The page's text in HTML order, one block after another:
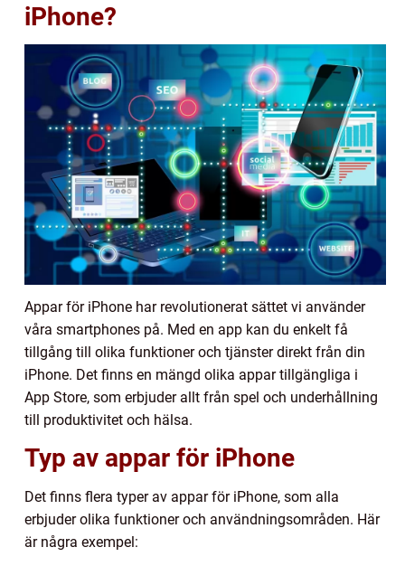
iPhone?
Appar för iPhone har revolutionerat sättet vi använder
våra smartphones på. Med en app kan du enkelt få
tillgång till olika funktioner och tjänster direkt från din
iPhone. Det finns en mängd olika appar tillgängliga i
App Store, som erbjuder allt från spel och underhållning
till produktivitet och hälsa.
Typ av appar för iPhone
Det finns flera typer av appar för iPhone, som alla
erbjuder olika funktioner och användningsområden. Här
är några exempel: